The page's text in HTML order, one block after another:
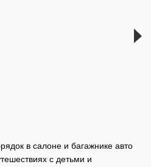
в салоне и багажнике авто
с детьми и